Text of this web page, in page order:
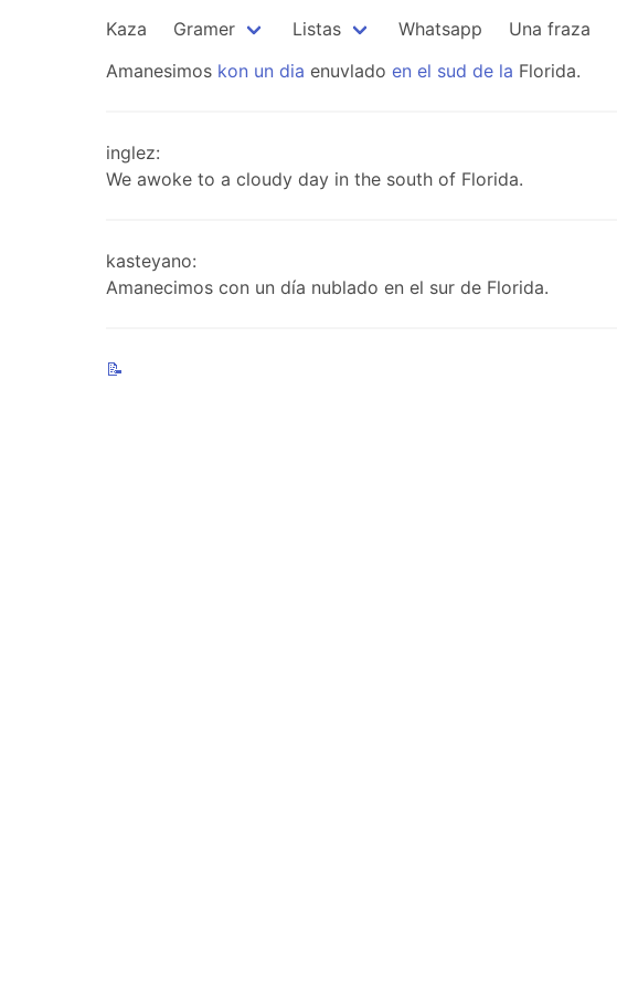
Kaza Gramer Listas Whatsapp Una fraza
Amanesimos kon un dia enuvlado en el sud de la Florida.
inglez:
We awoke to a cloudy day in the south of Florida.
kasteyano:
Amanecimos con un día nublado en el sur de Florida.
📝